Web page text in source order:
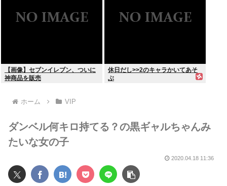
【画像】セブンイレブン、ついに
神商品を販売
休日だし>>2のキャラかいてあそ
ぶ
ホーム VIP
ダンベル何キロ持てる？の黒ギャルちゃんみ
たいな女の子
2020.04.18 11:36